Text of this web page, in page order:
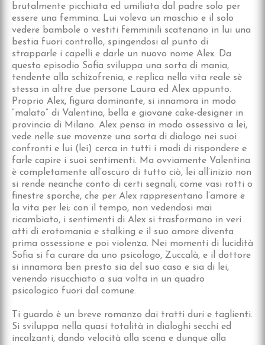
brutalmente picchiata ed umiliata dal padre solo per
essere una femmina. Lui voleva un maschio e il solo
vedere bambole o vestiti femminili scatenano in lui una
bestia fuori controllo, spingendosi al punto di
strapparle i capelli e darle un nuovo nome Alex. Da
questo episodio Sofia sviluppa una sorta di mania,
tendente alla schizofrenia, e replica nella vita reale sè
stessa in altre due persone Laura ed Alex appunto.
Proprio Alex, figura dominante, si innamora in modo
“malato” di Valentina, bella e giovane cake-designer in
provincia di Milano. Alex pensa in modo ossessivo a lei,
vede nelle sue movenze una sorta di dialogo nei suoi
confronti e lui (lei) cerca in tutti i modi di rispondere e
farle capire i suoi sentimenti. Ma ovviamente Valentina
è completamente all’oscuro di tutto ciò, lei all’inizio non
si rende neanche conto di certi segnali, come vasi rotti o
finestre sporche, che per Alex rappresentano l’amore e
la vita per lei; con il tempo, non vedendosi mai
ricambiato, i sentimenti di Alex si trasformano in veri
atti di erotomania e stalking e il suo amore diventa
prima ossessione e poi violenza. Nei momenti di lucidità
Sofia si fa curare da uno psicologo, Zuccalà, e il dottore
si innamora ben presto sia del suo caso e sia di lei,
venendo risucchiato a sua volta in un quadro
psicologico fuori dal comune.
Ti guardo è un breve romanzo dai tratti duri e taglienti.
Si sviluppa nella quasi totalità in dialoghi secchi ed
incalzanti, dando velocità alla scena e dunque alla